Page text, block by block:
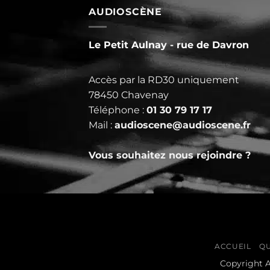
Prénom
Email*
Téléphone *
AUDIOSCÈNE
Le Petit Aulnay - rue de Davron
Accès par la RD30 uniquement
78450 Chavenay
Téléphone : 01 30 79 17 17
Mail : audioscene@audioscene.fr
Vous souhaitez nous rejoindre ?
ACCUEIL
Copyright